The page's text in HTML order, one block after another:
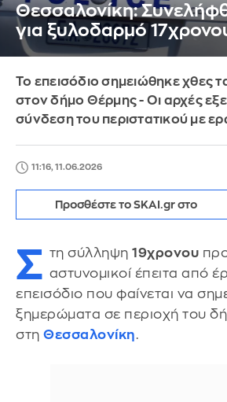
Θεσσαλονίκη:
για ξυλοδαρμό
Το επεισόδιο σημειώθηκε χθες
στον δήμο Θέρμης - Οι αρχές
σύνδεση του περιστατικού με
11:16, 11.06.2026
Προσθέστε το SKAI.gr στο
Σ τη σύλληψη 19χρονου
αστυνομικοί έπειτα από
επεισόδιο που φαίνεται να
ξημερώματα σε περιοχή του
στη Θεσσαλονίκη.